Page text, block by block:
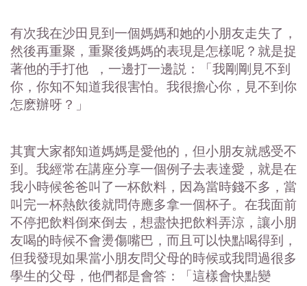
有次我在沙田見到一個媽媽和她的小朋友走失了，
然後再重聚，重聚後媽媽的表現是怎樣呢？就是捉
著他的手打他 ，一邊打一邊説：「我剛剛見不到
你，你知不知道我很害怕。我很擔心你，見不到你
怎麽辦呀？」
其實大家都知道媽媽是愛他的，但小朋友就感受不
到。我經常在講座分享一個例子去表達愛，就是在
我小時候爸爸叫了一杯飲料，因為當時錢不多，當
叫完一杯熱飲後就問侍應多拿一個杯子。在我面前
不停把飲料倒來倒去，想盡快把飲料弄涼，讓小朋
友喝的時候不會燙傷嘴巴，而且可以快點喝得到，
但我發現如果當小朋友問父母的時候或我問過很多
學生的父母，他們都是會答：「這樣會快點變